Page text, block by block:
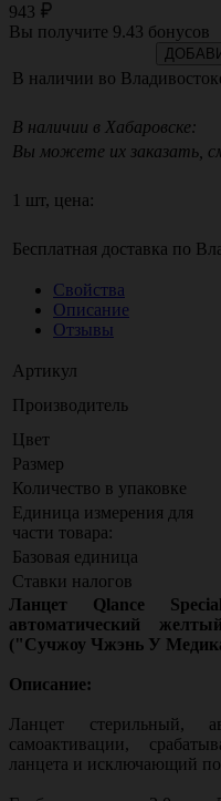
943
Вы получите 9.43 бонусов
В наличии во
В наличии в Хабаровске:
Вы можете их заказать,
1 шт, цена:
Бесплатная доставка по
Свойства
Описание
Отзывы
Артикул
Производитель
Цвет
Размер
Количество в упаковке
Единица измерения для
части товара:
Базовая единица
Ставки налогов
Ланцет Qlance
автоматический
("Сучжоу Чжэнь У
Описание:
Ланцет стерильный,
самоактивации,
ланцета и исключающий